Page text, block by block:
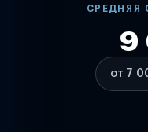
СРЕДНЯЯ
от 7
9